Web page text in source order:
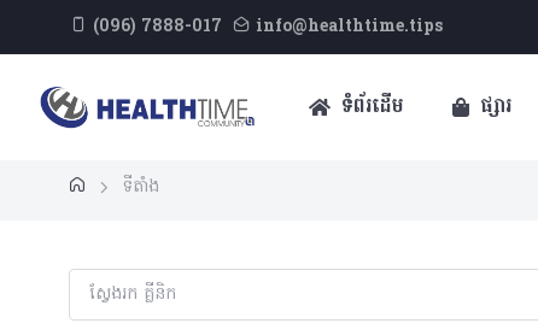
(096) 7888-017 info@healthtime.tips
ទំព័រដើម ផ្សារ
ទីតាំង